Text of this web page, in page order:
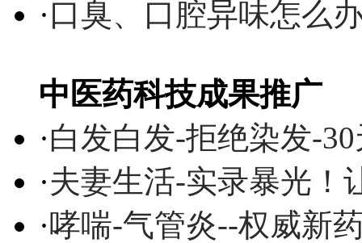
·口臭、口腔异味怎么
中医药科技成果推广
·白发白发-拒绝染发-
·夫妻生活-实录暴光！
·哮喘-气管炎--权威新